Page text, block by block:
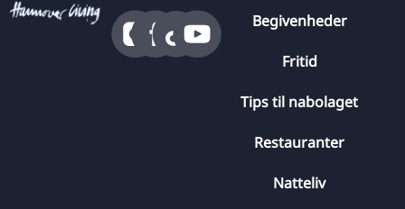
Begivenheder
Fritid
Tips til nabolaget
Restauranter
Natteliv